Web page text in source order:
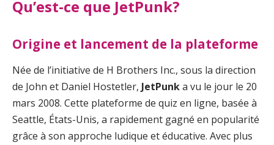
Qu’est-ce que JetPunk?
Origine et lancement de la plateforme
Née de l’initiative de H Brothers Inc., sous la direction
de John et Daniel Hostetler, JetPunka vu le jour le 20
mars 2008. Cette plateforme de quiz en ligne, basée à
Seattle, États-Unis, a rapidement gagné en popularité
grâce à son approche ludique et éducative. Avec plus